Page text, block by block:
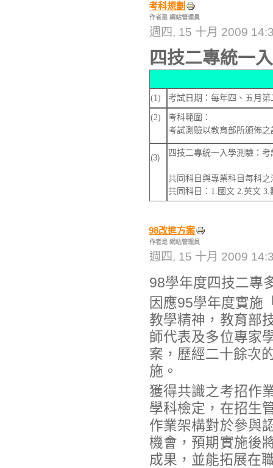
考科規劃
作者是 網站管理員
週四, 15 十月 2009
四技二專統一
(1) 考試日期：每年四、五月
(2)
考科範圍：
考試測驗以教育部所頒佈
(3)
四技二專統一入學測驗：
共同科目與專業科目每科之
共同科目：1.國文 2.英文
98改進方案
作者是 網站管理員
週四, 15 十月 2009
98學年度四技二專
因應95學年度實施
教學精神，教育部
師代表及多位專家
案，歷經二十餘次
施。
獲得共識之考招作
學科檢定，在招生
作業架構對於參與
機會，預期實施後
成果，並能拓展在